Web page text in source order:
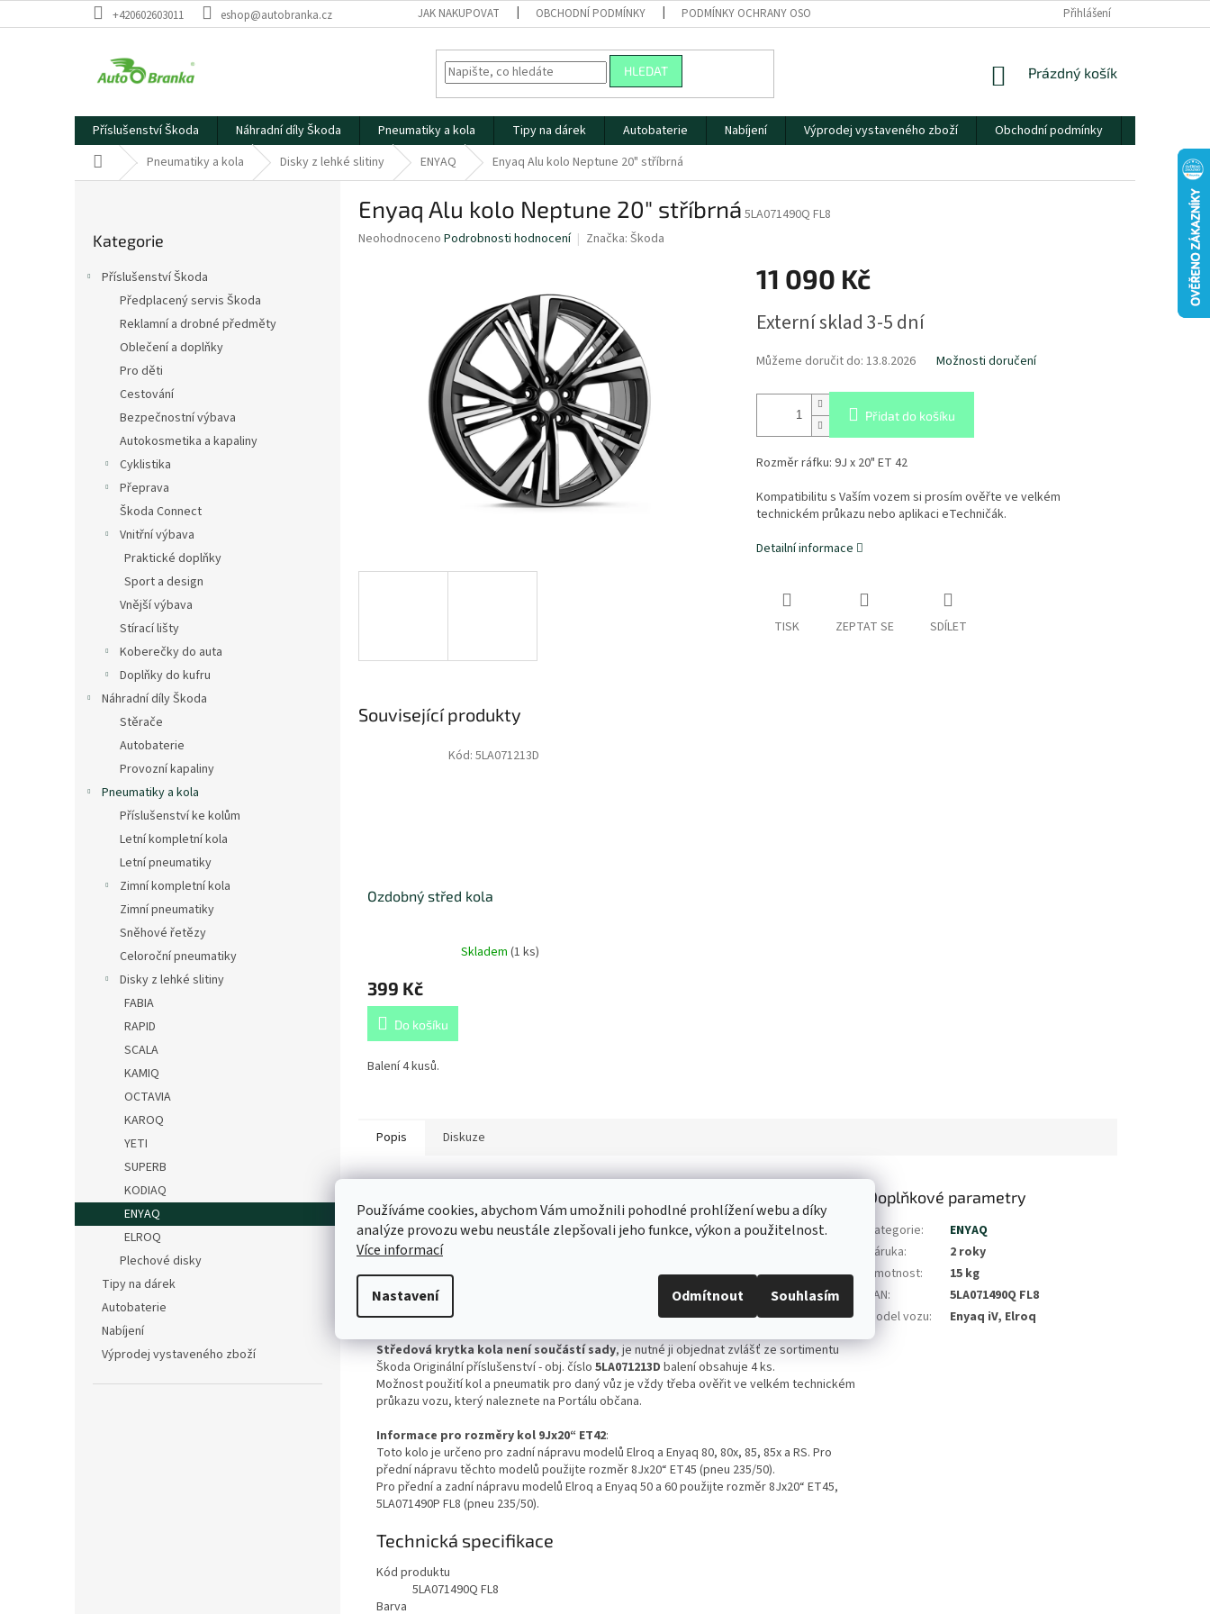
Používáme cookies, abychom Vám umožnili pohodlné prohlížení webu a díky
analýze provozu webu neustále zlepšovali jeho funkce, výkon a použitelnost.
Více informací
Nastavení Odmítnout Souhlasím
na
+420602603011 eshop@autobranka.cz JAK NAKUPOVAT OBCHODNÍ PODMÍNKY PODMÍNKY OCHRANY OSOBNÍCH ÚDAJŮ Přihlášení
HLEDAT
NÁKUPNÍ
Prázdný košík
Příslušenství Škoda Náhradní díly Škoda Pneumatiky a kola Tipy na dárek Autobaterie Nabíjení Výprodej vystaveného zboží Obchodní podmínky
Domů Pneumatiky a kola Disky z lehké slitiny ENYAQ Enyaq Alu kolo Neptune 20" stříbrná
kategorie
Kategorie
Příslušenství Škoda
Předplacený servis Škoda
Reklamní a drobné předměty
Oblečení a doplňky
Pro děti
Cestování
Bezpečnostní výbava
Autokosmetika a kapaliny
Cyklistika
Přeprava
Škoda Connect
Vnitřní výbava
Praktické doplňky
Sport a design
Vnější výbava
Stírací lišty
Koberečky do auta
Doplňky do kufru
Náhradní díly Škoda
Stěrače
Autobaterie
Provozní kapaliny
Pneumatiky a kola
Příslušenství ke kolům
Letní kompletní kola
Letní pneumatiky
Zimní kompletní kola
Zimní pneumatiky
Sněhové řetězy
Celoroční pneumatiky
Disky z lehké slitiny
FABIA
RAPID
SCALA
KAMIQ
OCTAVIA
KAROQ
YETI
SUPERB
KODIAQ
ENYAQ
ELROQ
Plechové disky
Tipy na dárek
Autobaterie
Nabíjení
Výprodej vystaveného zboží
Enyaq Alu kolo Neptune 20" stříbrná 5LA071490Q FL8
Průměrné
Neohodnoceno Podrobnosti hodnocení Značka: Škoda
11 090 Kč
cena:
Externí sklad 3-5 dní
Můžeme doručit do: 13.8.2026 Možnosti doručení
Přidat do košíku
Rozměr ráfku: 9J x 20" ET 42
Kompatibilitu s Vaším vozem si prosím ověřte ve velkém
technickém průkazu nebo aplikaci eTechničák.
Detailní informace
TISK ZEPTAT SE SDÍLET
Související produkty
Ozdobný střed kola
Skladem (1 ks)
399 Kč
Do košíku
Balení 4 kusů.
Kód: 5LA071213D
Popis Diskuze
Kola z lehké slitiny Neptune oslní nejen dynamickým designem, ale i elegantní barevnou
kombinací. Černý lak společně s broušeným povrchem přispějí ke sportovnímu vzhledu
aby zkompletovala jejich moderní design.
K hliníkovým diskům pro Elroq nebo Enyaq doporučujeme pneumatiky s označením „+“ a
technologií Seal, která zajistí bezproblémové pokračování jízdy i v případě defektu
Středová krytka kola není součástí sady, je nutné ji objednat zvlášť ze sortimentu
Škoda Originální příslušenství - obj. číslo 5LA071213D balení obsahuje 4 ks.
Možnost použití kol a pneumatik pro daný vůz je vždy třeba ověřit ve velkém technickém
průkazu vozu, který naleznete na Portálu občana.
Informace pro rozměry kol 9Jx20“ ET42:
Toto kolo je určeno pro zadní nápravu modelů Elroq a Enyaq 80, 80x, 85, 85x a RS. Pro
přední nápravu těchto modelů použijte rozměr 8Jx20“ ET45 (pneu 235/50).
Pro přední a zadní nápravu modelů Elroq a Enyaq 50 a 60 použijte rozměr 8Jx20“ ET45,
5LA071490P FL8 (pneu 235/50).
Technická specifikace
Kód produktu
5LA071490Q FL8
Barva
Doplňkové parametry
Kategorie:
ENYAQ
Záruka:
2 roky
Hmotnost:
15 kg
EAN:
5LA071490Q FL8
Model vozu: Enyaq iV, Elroq